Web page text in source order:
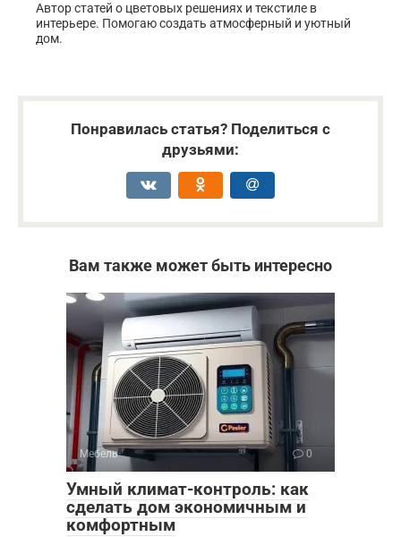
Автор статей о цветовых решениях и текстиле в
интерьере. Помогаю создать атмосферный и уютный
дом.
Понравилась статья? Поделиться с
друзьями:
Вам также может быть интересно
Мебель 0
Умный климат-контроль: как
сделать дом экономичным и
комфортным